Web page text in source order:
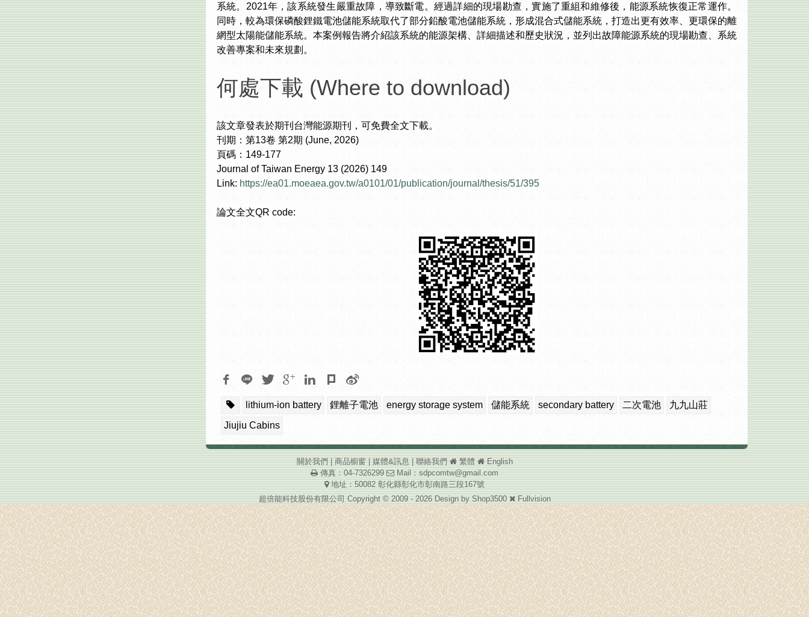
系統。2021年，該系統發生嚴重故障，導致斷電。經過詳細的現場勘查，實施了重組和維修後，能源系統恢復正常運作。
同時，較為環保磷酸鋰鐵電池儲能系統取代了部分鉛酸電池儲能系統，形成混合式儲能系統，打造出更有效率、更環保的離
網型太陽能儲能系統。本案例報告將介紹該系統的能源架構、詳細描述和歷史狀況，並列出故障能源系統的現場勘查、系統
改善專案和未來規劃。
何處下載 (Where to download)
該文章發表於期刊台灣能源期刊，可免費全文下載。
刊期：第13卷 第2期 (June, 2026)
頁碼：149-177
Journal of Taiwan Energy 13 (2026) 149
Link: https://ea01.moeaea.gov.tw/a0101/01/publication/journal/thesis/51/395
論文全文QR code:
lithium-ion battery 鋰離子電池 energy storage system 儲能系統 secondary battery 二次電池
九九山莊
Jiujiu Cabins
關於我們 | 商品櫥窗| 媒體&訊息 | 聯絡我們 繁體
English
傳真：04-7326299
Mail： sdpcomtw@gmail.com
地址：50082 彰化縣彰化市彰南路三段167號
超倍能科技股份有限公司 Copyright © 2009 - 2026 Design by Shop3500 Fullvision